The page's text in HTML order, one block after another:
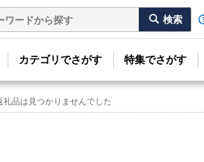
カテゴリでさがす 特集でさがす
礼品は見つかりませんでした